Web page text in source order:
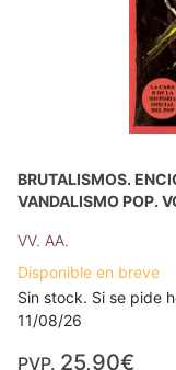
BRUTALISMOS.
VANDALISMO POP.
VV. AA.
Disponible en breve
Sin stock. Si se pide
11/08/26
PVP. 25,90€